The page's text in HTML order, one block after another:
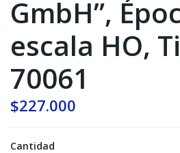
GmbH”,
escala HO,
70061
$227.000
Cantidad